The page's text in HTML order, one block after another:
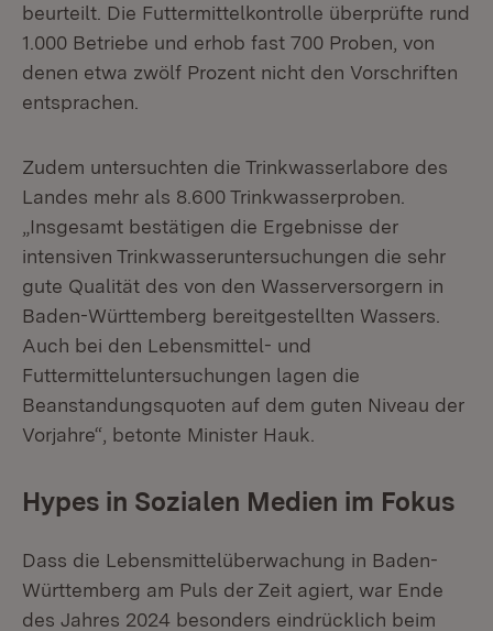
beurteilt. Die Futtermittelkontrolle überprüfte rund
1.000 Betriebe und erhob fast 700 Proben, von
denen etwa zwölf Prozent nicht den Vorschriften
entsprachen.
Zudem untersuchten die Trinkwasserlabore des
Landes mehr als 8.600 Trinkwasserproben.
„Insgesamt bestätigen die Ergebnisse der
intensiven Trinkwasseruntersuchungen die sehr
gute Qualität des von den Wasserversorgern in
Baden-Württemberg bereitgestellten Wassers.
Auch bei den Lebensmittel- und
Futtermitteluntersuchungen lagen die
Beanstandungsquoten auf dem guten Niveau der
Vorjahre“, betonte Minister Hauk.
Hypes in Sozialen Medien im Fokus
Dass die Lebensmittelüberwachung in Baden-
Württemberg am Puls der Zeit agiert, war Ende
des Jahres 2024 besonders eindrücklich beim